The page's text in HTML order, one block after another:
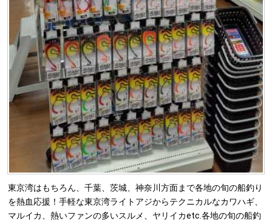
東京湾はもちろん、千葉、茨城、神奈川方面まで各地の旬の船釣り
を熱血応援！手軽な東京湾ライトアジからテクニカルなカワハギ、
マルイカ、熱いファンの多いスルメ、ヤリイカetc.各地の旬の船釣